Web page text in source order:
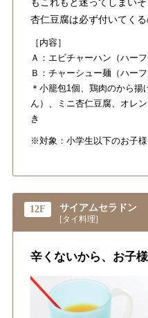
もこれもと迷ってしまい
杏仁豆腐は必ず付いてくる
［内容］
Ａ：エビチャーハン（ハーフ
Ｂ：チャーシュー麺（ハーフ
＊小籠包1個、鶏肉のから
ん）、ミニ杏仁豆腐、オレ
き
※対象：小学生以下のお子様
12F サイアムセラドン
[タイ料理]
辛くないから、お子